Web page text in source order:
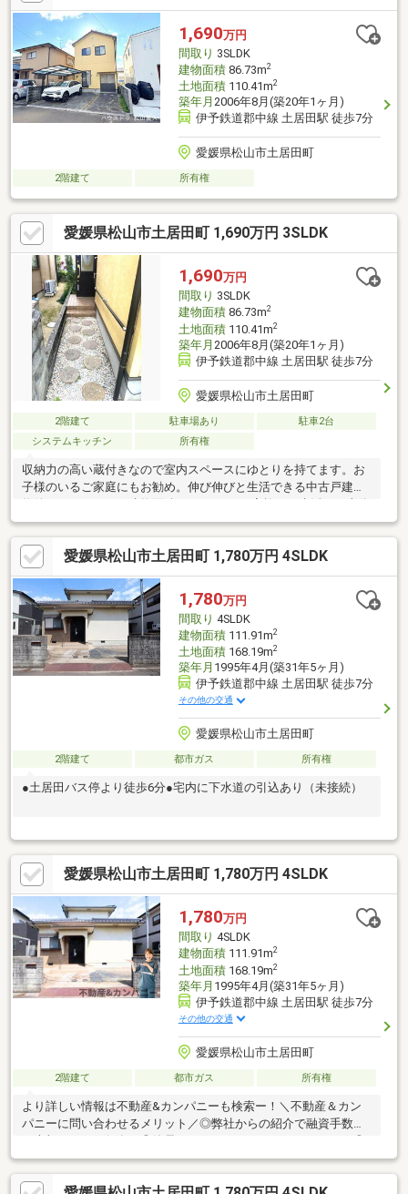
1,690万円
間取り 3SLDK
建物面積86.73m2
土地面積110.41m2
築年月 2006年8月(築20年1ヶ月)
伊予鉄道郡中線 土居田駅 徒歩7分
愛媛県松山市土居田町
2階建て 所有権
愛媛県松山市土居田町 1,690万円 3SLDK
1,690万円
間取り 3SLDK
建物面積86.73m2
土地面積110.41m2
築年月 2006年8月(築20年1ヶ月)
伊予鉄道郡中線 土居田駅 徒歩7分
愛媛県松山市土居田町
2階建て 駐車場あり
駐車2台
システムキッチン
所有権
収納力の高い蔵付きなので室内スペースにゆとりを持てます。お
子様のいるご家庭にもお勧め。伸び伸びと生活できる中古戸建て
な広さの物件はこちらです。玄関に収納もついておりますので、
広々とお使いいただけます。キッチンに窓付、お料理の後は窓を
開け空気の入れ替え。TVインターホン付きなので、女性の方も安
心です。傾斜が少ないのでお年よりの方にもやさしい平坦地で
す。
愛媛県松山市土居田町 1,780万円 4SLDK
1,780万円
間取り 4SLDK
建物面積111.91m2
土地面積168.19m2
築年月 1995年4月(築31年5ヶ月)
伊予鉄道郡中線 土居田駅 徒歩7分
その他の交通
愛媛県松山市土居田町
2階建て 都市ガス 所有権
●土居田バス停より徒歩6分●宅内に下水道の引込あり（未接続）
愛媛県松山市土居田町 1,780万円 4SLDK
1,780万円
間取り 4SLDK
建物面積111.91m2
土地面積168.19m2
築年月 1995年4月(築31年5ヶ月)
伊予鉄道郡中線 土居田駅 徒歩7分
その他の交通
愛媛県松山市土居田町
2階建て 都市ガス 所有権
より詳しい情報は不動産&カンパニーも検索ー！＼不動産＆カン
パニーに問い合わせるメリット／◎弊社からの紹介で融資手数料
追加工事の提案と価格に自信があります！◎金額的に最小限で済
む買い方教えます！◎他社掲載の物件も含んでご案内ツアー可